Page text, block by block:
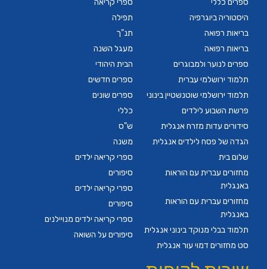
ספרי קריאה
תפילה
תנ"ך
מעגל השנה
הבית היהודי
ספרים חדשים
ספרים שונים
כללי
ש"ס
משנה
ספרי קריאה ילדים
סיפורים
ספרי קריאה ילדים
סיפורים
ספרי קריאה ילדים מנויילנים
סיפורים על השואה
ספרים כללי
היסטוריה ביוגרפיה
בריאות רפואה
בריאות רפואה
ספרים לנוער ולמבוגרים
תלמוד ירושלמי עברית
תלמוד ירושלמי שוטנשטיין בינוני
פרשת השבוע לילדים
סידורים עדות מזרח אנגלית
הגדה של פסח לילדים אנגלית
שלום בית
מחזורים עברית עם הוראות
באנגלית
מחזורים עברית עם הוראות
באנגלית
תלמוד בבלי מנוקד בינוני אנגלית
סט מחזורים דמוי עור אנגלית